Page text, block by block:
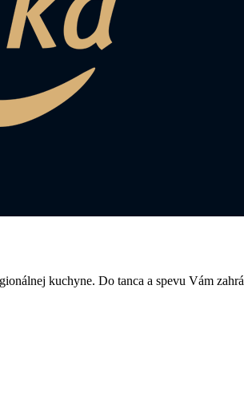
kuchyne. Do tanca a spevu Vám zahrá